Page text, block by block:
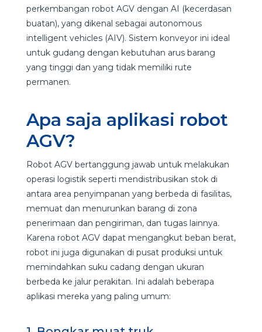
perkembangan robot AGV dengan AI (kecerdasan
buatan), yang dikenal sebagai autonomous
intelligent vehicles (AIV). Sistem konveyor ini ideal
untuk gudang dengan kebutuhan arus barang
yang tinggi dan yang tidak memiliki rute
permanen.
Apa saja aplikasi robot
AGV?
Robot AGV bertanggung jawab untuk melakukan
operasi logistik seperti mendistribusikan stok di
antara area penyimpanan yang berbeda di fasilitas,
memuat dan menurunkan barang di zona
penerimaan dan pengiriman, dan tugas lainnya.
Karena robot AGV dapat mengangkut beban berat,
robot ini juga digunakan di pusat produksi untuk
memindahkan suku cadang dengan ukuran
berbeda ke jalur perakitan. Ini adalah beberapa
aplikasi mereka yang paling umum: